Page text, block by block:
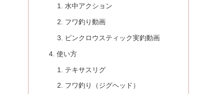
水中アクション
フワ釣り動画
ピンクロウスティック実釣動画
使い方
テキサスリグ
フワ釣り（ジグヘッド）